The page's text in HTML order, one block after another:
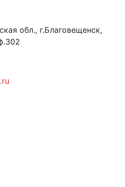
обл., г.Благовещенск,